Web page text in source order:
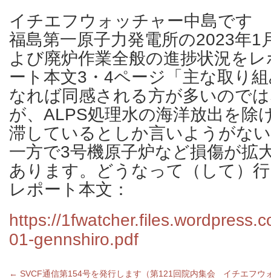
イチエフウォッチャー中島です
福島第一原子力発電所の2023年1
よび廃炉作業全般の進捗状況を
ート本文3・4ページ「主な取り
なれば同感される方が多いので
が、ALPS処理水の海洋放出を除
滞しているとしか言いようがな
一方で3号機原子炉など損傷が拡
あります。どうなって（して）
レポート本文：
https://
01-gennshiro.pdf
← SVCF通信第154号を発行します（第121回院内集会
イチエフウ